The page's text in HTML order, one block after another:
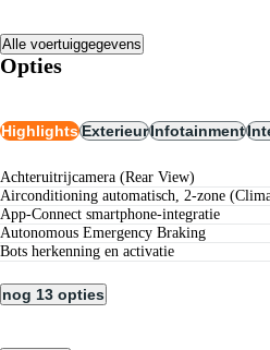
Alle voertuiggegevens
Opties
HighlightsExterieurInfotainment
Achteruitrijcamera (Rear View)
Airconditioning automatisch, 2-zone
App-Connect smartphone-integratie
Autonomous Emergency Braking
bots herkenning en activatie
nog 13 opties